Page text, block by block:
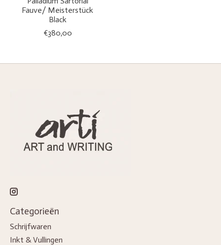
Fauve/ Meisterstück
Black
€380,00
Categorieën
Schrijfwaren
Inkt & Vullingen